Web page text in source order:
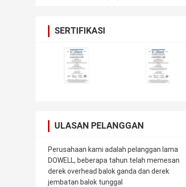
SERTIFIKASI
ULASAN PELANGGAN
Perusahaan kami adalah pelanggan lama
DOWELL, beberapa tahun telah memesan
derek overhead balok ganda dan derek
jembatan balok tunggal